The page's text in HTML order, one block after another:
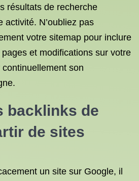
résultats de recherche
activité. N’oubliez pas
votre sitemap pour inclure
et modifications sur votre
continuellement son
backlinks de
de sites
un site sur Google, il